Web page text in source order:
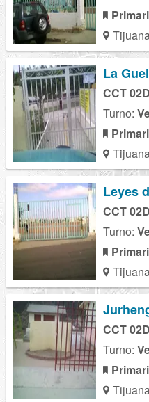
La
CCT
Turno:
Leyes
CCT
Turno:
CCT
Turno: